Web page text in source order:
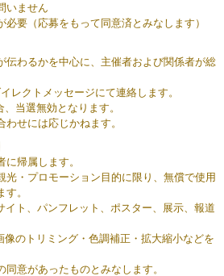
いません
要（応募をもって同意済とみなします）
わるかを中心に、主催者および関係者が総
レクトメッセージにて連絡します。
当選無効となります。
せには応じかねます。
帰属します。
・プロモーション目的に限り、無償で使用
。
ト、パンフレット、ポスター、展示、報道
のトリミング・色調補正・拡大縮小などを
意があったものとみなします。